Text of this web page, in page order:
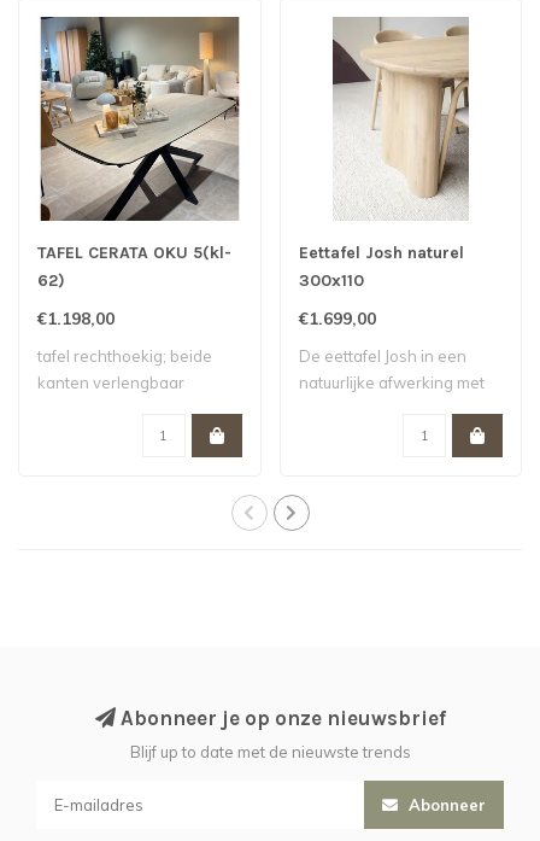
TAFEL CERATA OKU 5(kl-
62)
€1.198,00
tafel rechthoekig; beide
kanten verlengbaar
Eettafel Josh naturel
300x110
€1.699,00
De eettafel Josh in een
natuurlijke afwerking met
Abonneer je op onze nieuwsbrief
Blijf up to date met de nieuwste trends
Abonneer